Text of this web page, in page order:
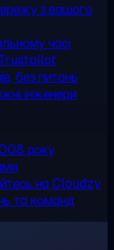
з вашого
часі
без питань
інженери
року
на Cloudzy
та команд